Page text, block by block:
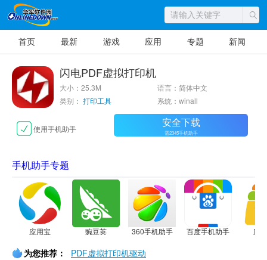
首页 最新 游戏 应用 专题 新闻
闪电PDF虚拟打印机
大小：25.3M
语言：简体中文
类别： 打印工具 系统：winall
使用手机助手 安全下载
需2345手机助手
手机助手专题
应用宝 豌豆荚 360手机助手 百度手机助手 应
为您推荐： PDF虚拟打印机驱动